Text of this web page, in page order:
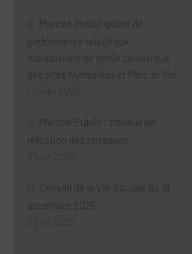
Marché Public global de
performance relatif aux
installations de génie climatique
des sites Nymphéas et Parc er Vor
Marché Public : travaux de
réfection des terrasses
Conseil de la Vie Sociale du 18
décembre 2025